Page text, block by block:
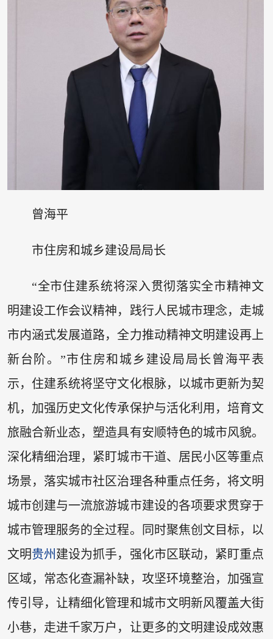
曾海平
市住房和城乡建设局局长
“全市住建系统将深入贯彻落实全市精神文
明建设工作会议精神，践行人民城市理念，走城
市内涵式发展道路，全力推动精神文明建设再上
新台阶。”市住房和城乡建设局局长曾海平表
示，住建系统将坚守文化根脉，以城市更新为契
机，加强历史文化传承保护与活化利用，培育文
旅融合新业态，塑造具有安顺特色的城市风貌。
深化精细治理，紧盯城市干道、居民小区等重点
场景，落实城市社区治理各种重点任务，将文明
城市创建与一流旅游城市建设的各项要求贯穿于
城市管理服务的全过程。同时聚焦创文目标，以
文明贵州 建设为抓手，强化市区联动，紧盯重点
区域，常态化查漏补缺，攻坚环境整治，加强宣
传引导，让精细化管理和城市文明新风覆盖大街
小巷，走进千家万户，让更多的文明建设成效惠